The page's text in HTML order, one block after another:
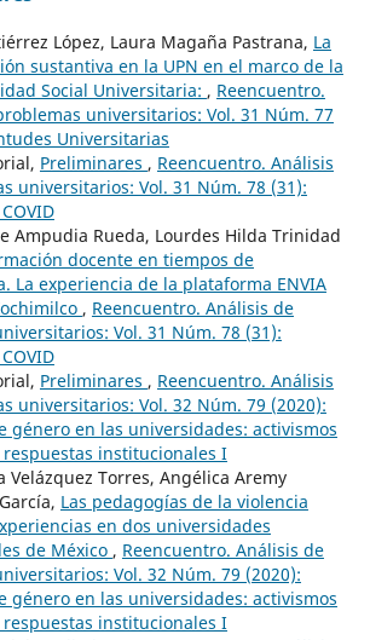
López, Laura Magaña Pastrana, La
sustantiva en la UPN en el marco de la
Social Universitaria: , Reencuentro.
universitarios: Vol. 31 Núm. 77
Universitarias
Preliminares , Reencuentro. Análisis
universitarios: Vol. 31 Núm. 78 (31):
Ampudia Rueda, Lourdes Hilda Trinidad
docente en tiempos de
La experiencia de la plataforma ENVIA
, Reencuentro. Análisis de
Vol. 31 Núm. 78 (31):
Preliminares , Reencuentro. Análisis
universitarios: Vol. 32 Núm. 79 (2020):
género en las universidades: activismos
institucionales I
Velázquez Torres, Angélica Aremy
Las pedagogías de la violencia
en dos universidades
de México , Reencuentro. Análisis de
Vol. 32 Núm. 79 (2020):
género en las universidades: activismos
institucionales I